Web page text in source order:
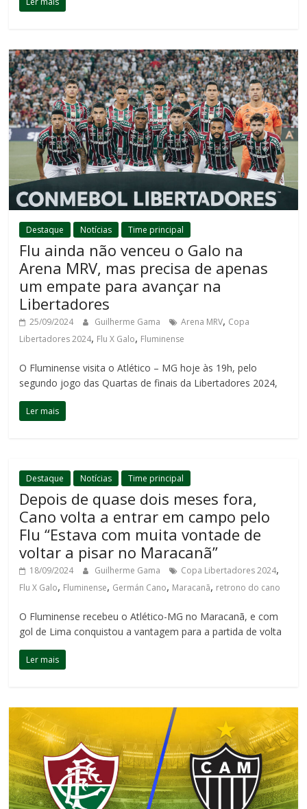
Destaque Notícias Time principal
Flu ainda não venceu o Galo na
Arena MRV, mas precisa de apenas
um empate para avançar na
Libertadores
25/09/2024 Guilherme Gama Arena MRV, Copa
Libertadores 2024, Flu X Galo, Fluminense
O Fluminense visita o Atlético – MG hoje às 19h, pelo
segundo jogo das Quartas de finais da Libertadores 2024,
Ler mais
Destaque Notícias Time principal
Depois de quase dois meses fora,
Cano volta a entrar em campo pelo
Flu “Estava com muita vontade de
voltar a pisar no Maracanã”
18/09/2024 Guilherme Gama Copa Libertadores 2024,
Flu X Galo, Fluminense, Germán Cano, Maracanã, retrono do cano
O Fluminense recebeu o Atlético-MG no Maracanã, e com
gol de Lima conquistou a vantagem para a partida de volta
Ler mais